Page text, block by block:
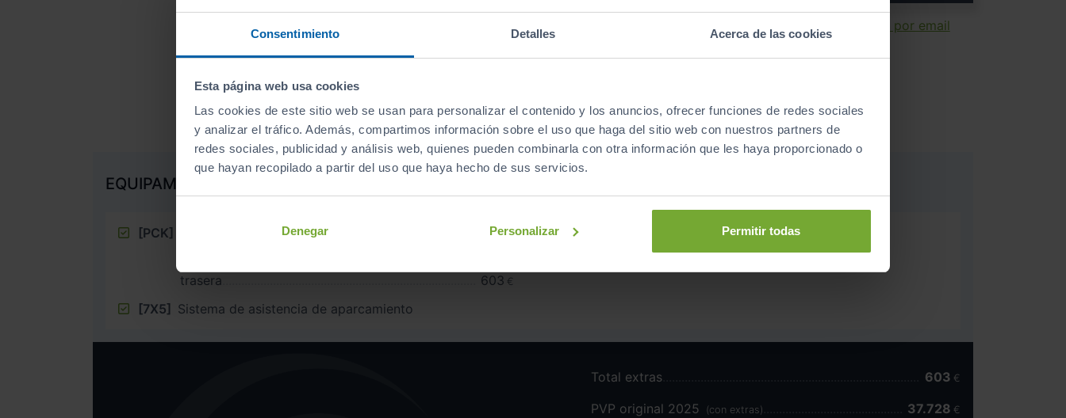
Consentimiento Detalles Acerca de las cookies
Esta página web usa cookies
Las cookies de este sitio web se usan para personalizar el contenido y los anuncios, ofrecer funciones de redes sociales
y analizar el tráfico. Además, compartimos información sobre el uso que haga del sitio web con nuestros partners de
redes sociales, publicidad y análisis web, quienes pueden combinarla con otra información que les haya proporcionado o
que hayan recopilado a partir del uso que haya hecho de sus servicios.
Denegar Personalizar Permitir todas
Imprimir ficha Enviar por email
Equipamientode este vehículo
EQUIPAMIENTO EXTRA
[PCK]
Paquete Visión Plus: Asistente
trasera
603 €
[7X5] Sistema de asistencia de aparcamiento
[YOS]
Cupra Connect Plus
Total extras 603 €
PVP original 2025 (con extras) 37.728 €